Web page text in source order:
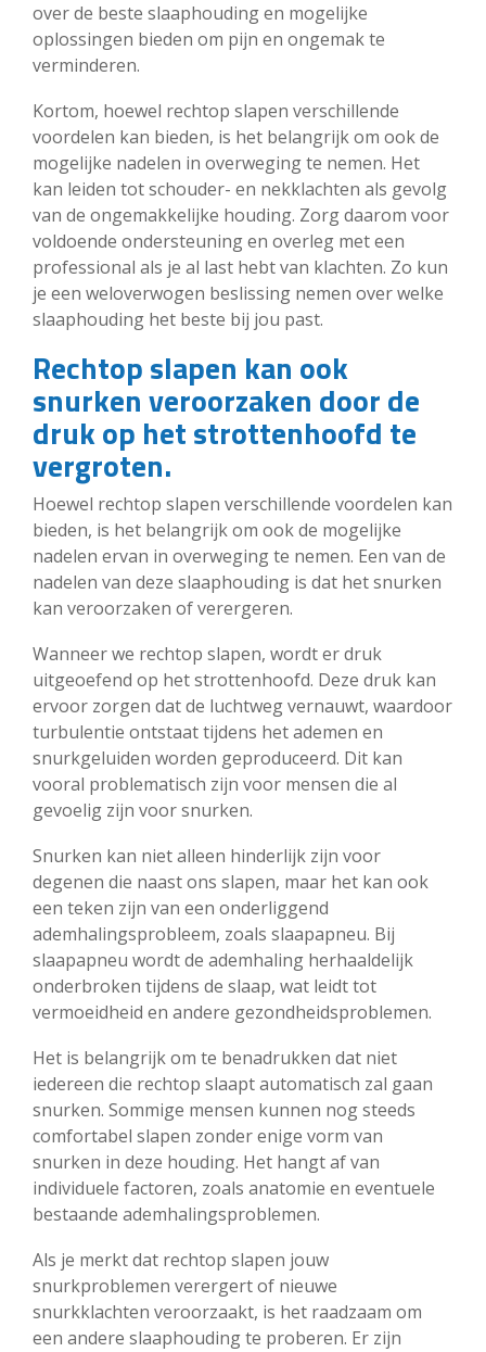
over de beste slaaphouding en mogelijke
oplossingen bieden om pijn en ongemak te
verminderen.
Kortom, hoewel rechtop slapen verschillende
voordelen kan bieden, is het belangrijk om ook de
mogelijke nadelen in overweging te nemen. Het
kan leiden tot schouder- en nekklachten als gevolg
van de ongemakkelijke houding. Zorg daarom voor
voldoende ondersteuning en overleg met een
professional als je al last hebt van klachten. Zo kun
je een weloverwogen beslissing nemen over welke
slaaphouding het beste bij jou past.
Rechtop slapen kan ook
snurken veroorzaken door de
druk op het strottenhoofd te
vergroten.
Hoewel rechtop slapen verschillende voordelen kan
bieden, is het belangrijk om ook de mogelijke
nadelen ervan in overweging te nemen. Een van de
nadelen van deze slaaphouding is dat het snurken
kan veroorzaken of verergeren.
Wanneer we rechtop slapen, wordt er druk
uitgeoefend op het strottenhoofd. Deze druk kan
ervoor zorgen dat de luchtweg vernauwt, waardoor
turbulentie ontstaat tijdens het ademen en
snurkgeluiden worden geproduceerd. Dit kan
vooral problematisch zijn voor mensen die al
gevoelig zijn voor snurken.
Snurken kan niet alleen hinderlijk zijn voor
degenen die naast ons slapen, maar het kan ook
een teken zijn van een onderliggend
ademhalingsprobleem, zoals slaapapneu. Bij
slaapapneu wordt de ademhaling herhaaldelijk
onderbroken tijdens de slaap, wat leidt tot
vermoeidheid en andere gezondheidsproblemen.
Het is belangrijk om te benadrukken dat niet
iedereen die rechtop slaapt automatisch zal gaan
snurken. Sommige mensen kunnen nog steeds
comfortabel slapen zonder enige vorm van
snurken in deze houding. Het hangt af van
individuele factoren, zoals anatomie en eventuele
bestaande ademhalingsproblemen.
Als je merkt dat rechtop slapen jouw
snurkproblemen verergert of nieuwe
snurkklachten veroorzaakt, is het raadzaam om
een andere slaaphouding te proberen. Er zijn